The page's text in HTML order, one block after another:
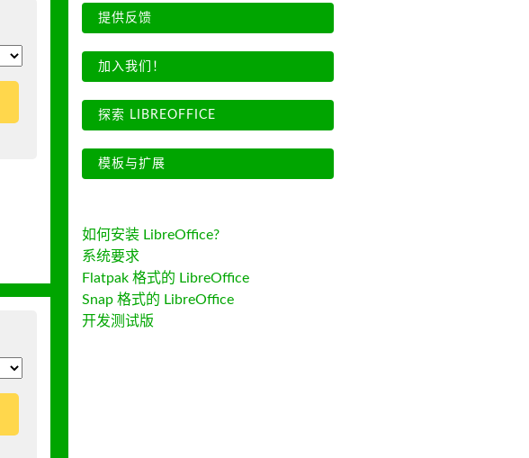
提供反馈
加入我们！
探索 LIBREOFFICE
模板与扩展
如何安装 LibreOffice?
系统要求
Flatpak 格式的 LibreOffice
Snap 格式的 LibreOffice
开发测试版